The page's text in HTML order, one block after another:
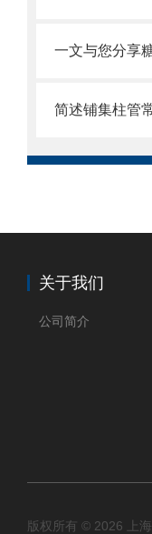
关于我们
公司简介
版权所有 © 2026 上